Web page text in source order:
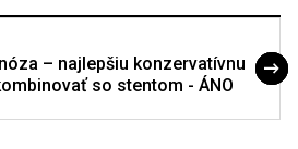
– najlepšiu konzervatívnu
so stentom - ÁNO